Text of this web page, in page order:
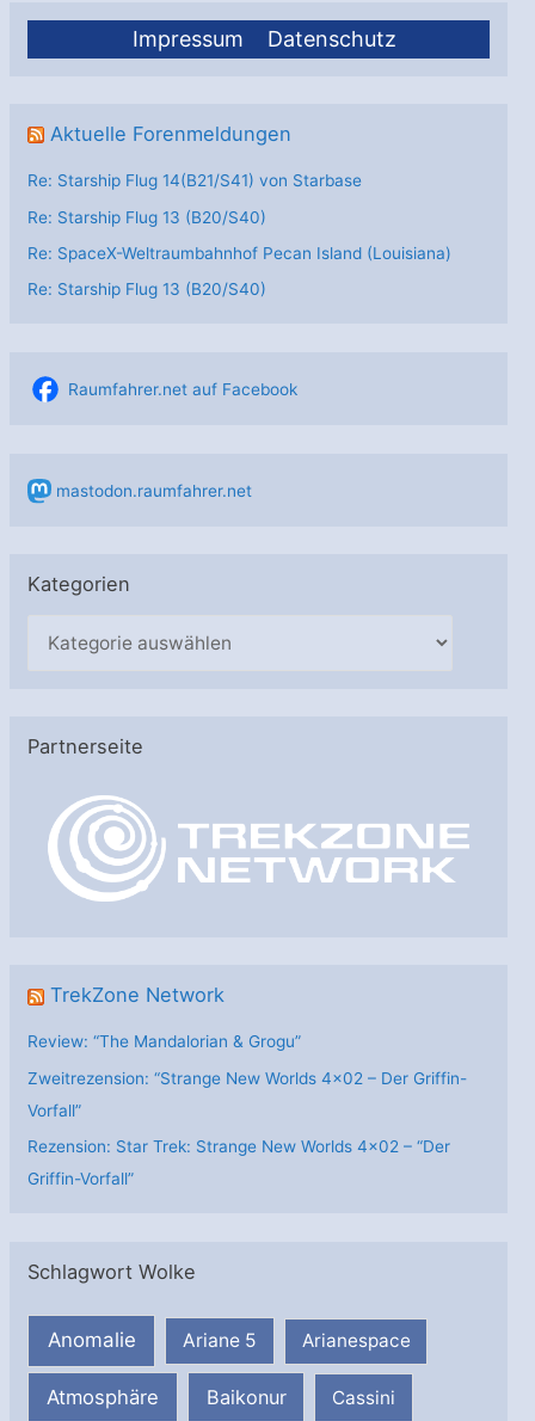
Impressum Datenschutz
Aktuelle Forenmeldungen
Re: Starship Flug 14(B21/S41) von Starbase
Re: Starship Flug 13 (B20/S40)
Re: SpaceX-Weltraumbahnhof Pecan Island (Louisiana)
Re: Starship Flug 13 (B20/S40)
Raumfahrer.net auf Facebook
mastodon.raumfahrer.net
Kategorien
g
Partnerseite
TrekZone Network
Review: “The Mandalorian & Grogu”
Zweitrezension: “Strange New Worlds 4×02 – Der Griffin-
Vorfall”
Rezension: Star Trek: Strange New Worlds 4×02 – “Der
Griffin-Vorfall”
Schlagwort Wolke
Anomalie Ariane 5 Arianespace
Atmosphäre Baikonur Cassini